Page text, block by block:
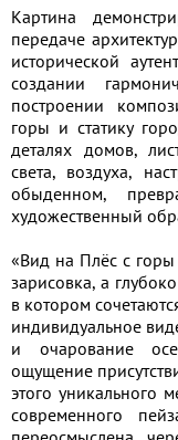
Картина
передаче
исторической
создании
построении
горы и статику
деталях домов,
света, воздуха,
обыденном,
художественный
«Вид на Плёс с
зарисовка, а
в котором
индивидуальное
и очарование
ощущение
этого уникального
современного